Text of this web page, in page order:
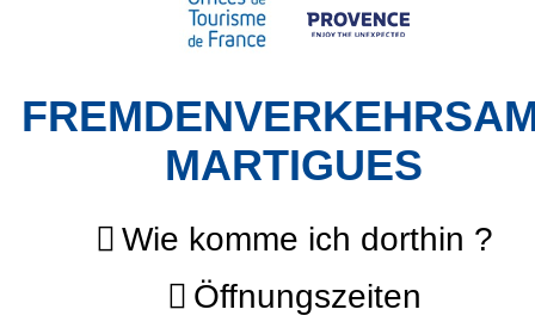
MARTIGUES
Wie komme ich dorthin ?
Öffnungszeiten